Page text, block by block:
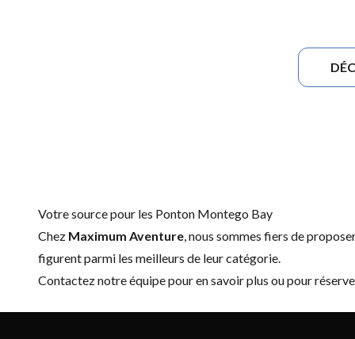
Votre source pour les Ponton Montego Bay
Chez Maximum Aventure, nous sommes fiers de
figurent parmi les meilleurs de leur catégorie.
Contactez notre équipepour en savoir plus ou pour